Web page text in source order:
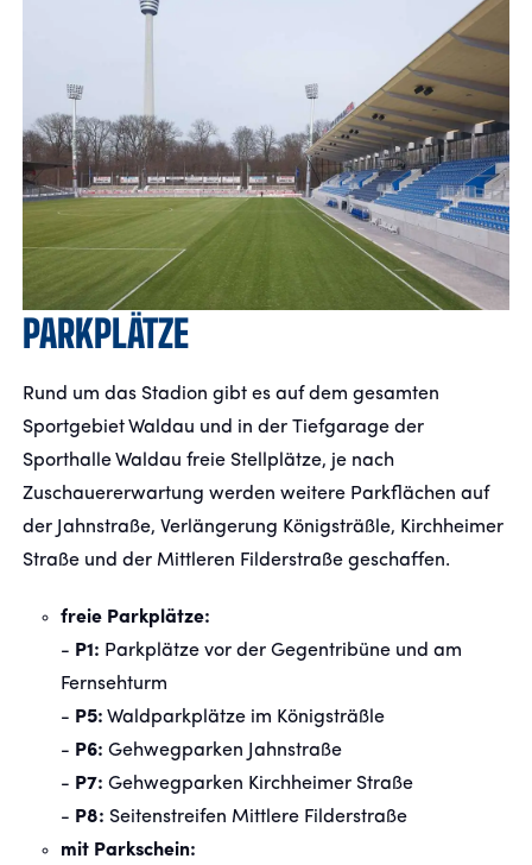
PARKPLÄTZE
Rund um das Stadion gibt es auf dem gesamten
Sportgebiet Waldau und in der Tiefgarage der
Sporthalle Waldau freie Stellplätze, je nach
Zuschauererwartung werden weitere Parkflächen auf
der Jahnstraße, Verlängerung Königsträßle, Kirchheimer
Straße und der Mittleren Filderstraße geschaffen.
freie Parkplätze:
- P1: Parkplätze vor der Gegentribüne und am
Fernsehturm
- P5: Waldparkplätze im Königsträßle
- P6: Gehwegparken Jahnstraße
- P7: Gehwegparken Kirchheimer Straße
- P8: Seitenstreifen Mittlere Filderstraße
mit Parkschein: